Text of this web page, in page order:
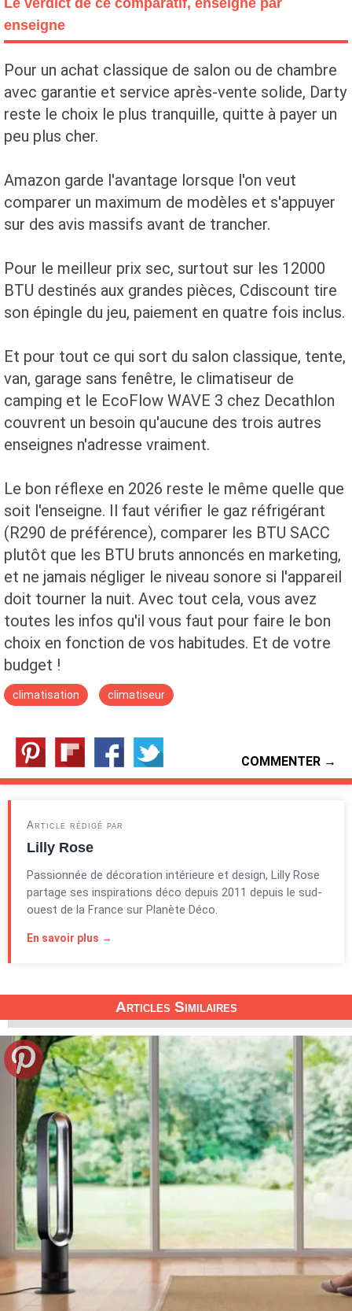
Le verdict de ce comparatif, enseigne par
enseigne
Pour un achat classique de salon ou de chambre
avec garantie et service après-vente solide, Darty
reste le choix le plus tranquille, quitte à payer un
peu plus cher.
Amazon garde l'avantage lorsque l'on veut
comparer un maximum de modèles et s'appuyer
sur des avis massifs avant de trancher.
Pour le meilleur prix sec, surtout sur les 12000
BTU destinés aux grandes pièces, Cdiscount tire
son épingle du jeu, paiement en quatre fois inclus.
Et pour tout ce qui sort du salon classique, tente,
van, garage sans fenêtre, le climatiseur de
camping et le EcoFlow WAVE 3 chez Decathlon
couvrent un besoin qu'aucune des trois autres
enseignes n'adresse vraiment.
Le bon réflexe en 2026 reste le même quelle que
soit l'enseigne. Il faut vérifier le gaz réfrigérant
(R290 de préférence), comparer les BTU SACC
plutôt que les BTU bruts annoncés en marketing,
et ne jamais négliger le niveau sonore si l'appareil
doit tourner la nuit. Avec tout cela, vous avez
toutes les infos qu'il vous faut pour faire le bon
choix en fonction de vos habitudes. Et de votre
budget !
climatisation climatiseur
COMMENTER →
Article rédigé par
Lilly Rose
Passionnée de décoration intérieure et design, Lilly Rose
partage ses inspirations déco depuis 2011 depuis le sud-
ouest de la France sur Planète Déco.
En savoir plus →
Articles Similaires